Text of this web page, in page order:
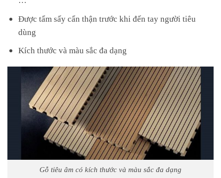
Được tẩm sấy cẩn thận trước khi đến tay người tiêu
dùng
Kích thước và màu sắc đa dạng
Gỗ tiêu âm có kích thước và màu sắc đa dạng